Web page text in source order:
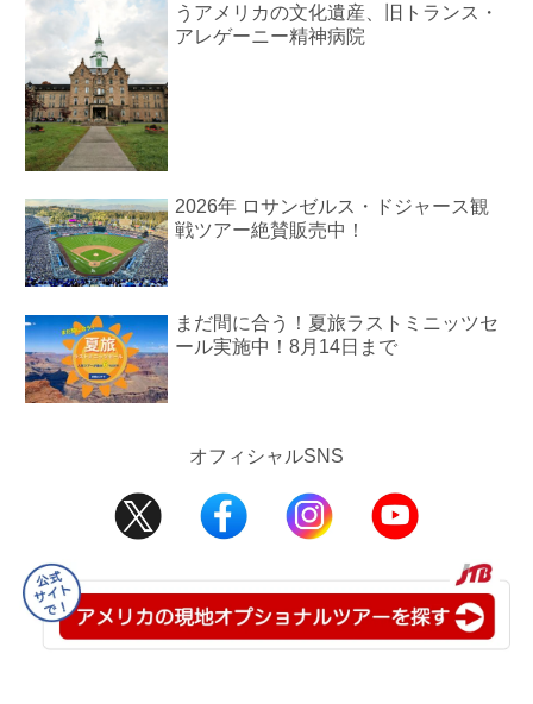
うアメリカの文化遺産、旧トランス・
アレゲーニー精神病院
2026年 ロサンゼルス・ドジャース観
戦ツアー絶賛販売中！
まだ間に合う！夏旅ラストミニッツセ
ール実施中！8月14日まで
オフィシャルSNS